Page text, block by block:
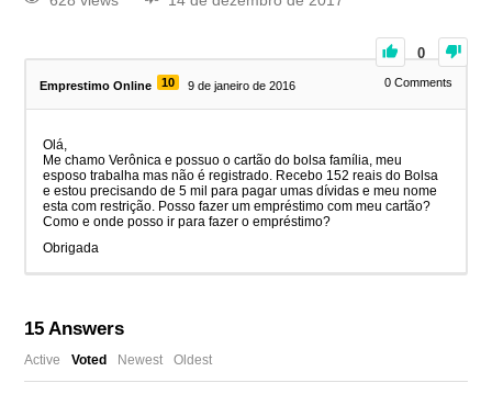
0
Emprestimo Online 10 9 de janeiro de 2016 0Comments
Olá,
Me chamo Verônica e possuo o cartão do bolsa família, meu
esposo trabalha mas não é registrado. Recebo 152 reais do Bolsa
e estou precisando de 5 mil para pagar umas dívidas e meu nome
esta com restrição. Posso fazer um empréstimo com meu cartão?
Como e onde posso ir para fazer o empréstimo?
Obrigada
15 Answers
Active Voted Newest Oldest